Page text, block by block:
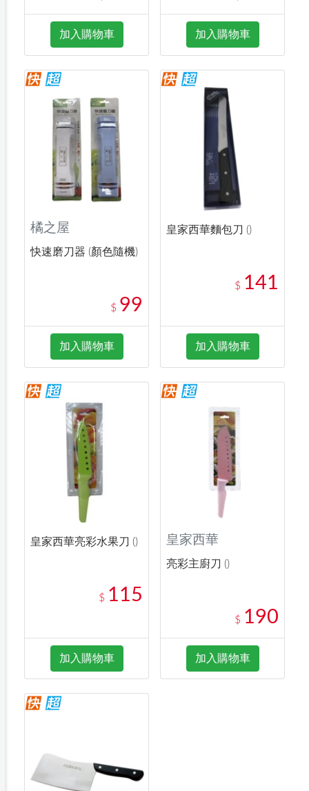
加入購物車 加入購物車
橘之屋
快速磨刀器 (顏色隨機)
$ 99
加入購物車
皇家西華麵包刀 ()
$ 141
加入購物車
皇家西華亮彩水果刀 ()
$ 115
加入購物車
皇家西華
亮彩主廚刀 ()
$ 190
加入購物車